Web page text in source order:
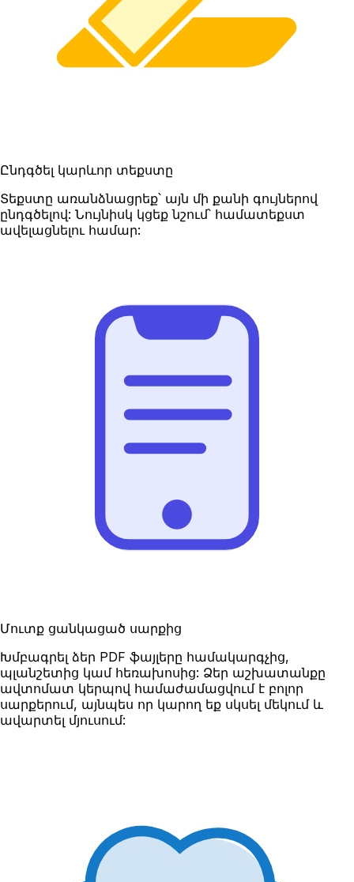
Ընդգծել կարևոր տեքստը
Տեքստը առանձնացրեք՝ այն մի քանի գույներով
ընդգծելով: Նույնիսկ կցեք նշում՝ համատեքստ
ավելացնելու համար:
Մուտք ցանկացած սարքից
Խմբագրել ձեր PDF ֆայլերը համակարգչից,
պլանշետից կամ հեռախոսից: Ձեր աշխատանքը
ավտոմատ կերպով համաժամացվում է բոլոր
սարքերում, այնպես որ կարող եք սկսել մեկում և
ավարտել մյուսում: